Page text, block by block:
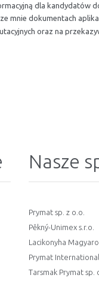
dla kandydatów
mnie dokumentach
oraz na
Nasze
Prymat sp. z o.o.
Pěkný-Unimex s.r.o.
Lacikonyha
Prymat
Tarsmak Prymat sp.